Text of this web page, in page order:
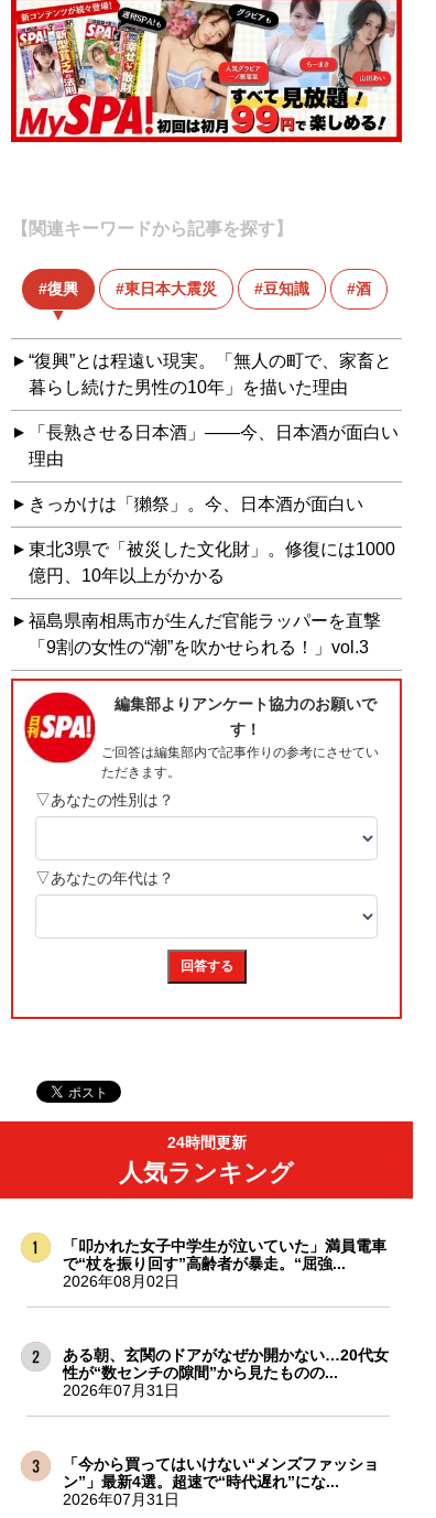
【関連キーワードから記事を探す】
復興 東日本大震災 豆知識 酒
“復興”とは程遠い現実。「無人の町で、家畜と
暮らし続けた男性の10年」を描いた理由
「長熟させる日本酒」――今、日本酒が面白い
理由
きっかけは「獺祭」。今、日本酒が面白い
東北3県で「被災した文化財」。修復には1000
億円、10年以上がかかる
福島県南相馬市が生んだ官能ラッパーを直撃
「9割の女性の“潮”を吹かせられる！」vol.3
24時間更新
人気ランキング
「叩かれた女子中学生が泣いていた」満員電車
で“杖を振り回す”高齢者が暴走。“屈強...
2026年08月02日
ある朝、玄関のドアがなぜか開かない…20代女
性が“数センチの隙間”から見たものの...
2026年07月31日
「今から買ってはいけない“メンズファッショ
ン”」最新4選。超速で“時代遅れ”にな...
2026年07月31日